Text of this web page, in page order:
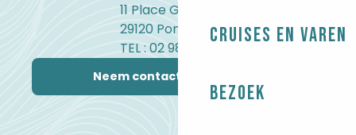
Cruises en varen
Bezoek
11 Place Gambetta
29120 Pont-l'Abbé
TEL : 02 98 82 37 99
Neem contact met ons op